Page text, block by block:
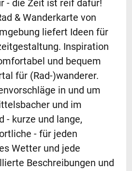
- die Zeit ist reif dafür!
& Wanderkarte von
liefert Ideen für
Inspiration
und bequem
für (Rad-)wanderer.
in und um
und im
- kurze und lange,
- für jeden
Wetter und jede
Beschreibungen und